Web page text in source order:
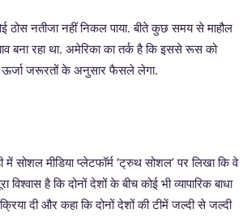
नतीजा नहीं निकल पाया. बीते कुछ समय से माहौल
रहा था. अमेरिका का तर्क है कि इससे रूस को
ऊर्जा जरूरतों के अनुसार फैसले लेगा.
सोशल मीडिया प्लेटफॉर्म ‘ट्रुथ सोशल’ पर लिखा कि वे
है कि दोनों देशों के बीच कोई भी व्यापारिक बाधा
दी और कहा कि दोनों देशों की टीमें जल्दी से जल्दी